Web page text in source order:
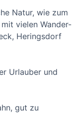
Natur, wie zum
vielen Wander-
Heringsdorf
Urlauber und
gut zu